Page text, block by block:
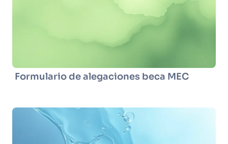
Formulario de alegaciones beca MEC